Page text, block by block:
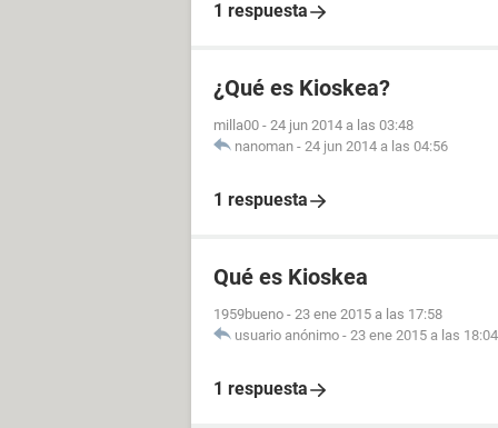
1 respuesta
¿Qué es Kioskea?
milla00 - 24 jun 2014 a las 03:48
nanoman - 24 jun 2014 a las 04:56
1 respuesta
Qué es Kioskea
1959bueno - 23 ene 2015 a las 17:58
usuario anónimo - 23 ene 2015 a las 18:04
1 respuesta